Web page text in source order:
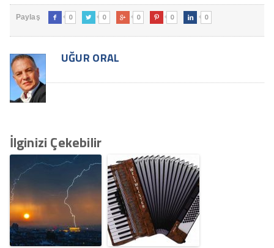
Paylaş  0  0  0  0  0
UĞUR ORAL
İlginizi Çekebilir